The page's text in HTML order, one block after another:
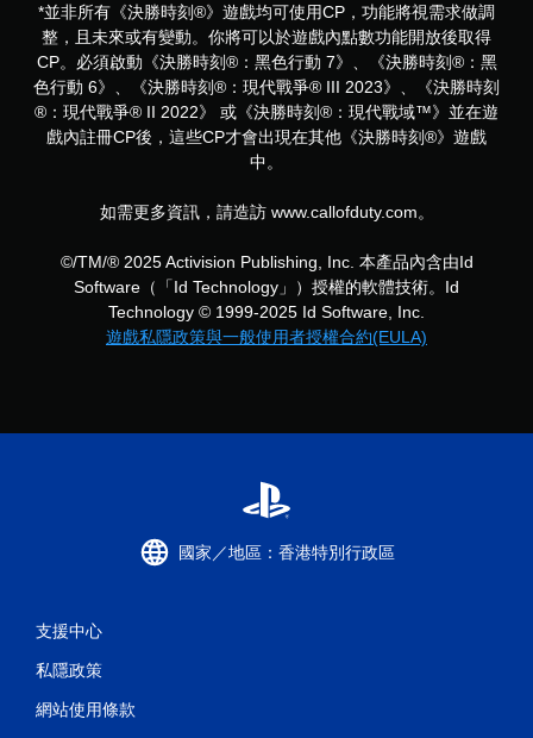
*並非所有《決勝時刻®》遊戲均可使用CP，功能將視需求做調
整，且未來或有變動。你將可以於遊戲內點數功能開放後取得
CP。必須啟動《決勝時刻®：黑色行動 7》、《決勝時刻®：黑
色行動 6》、《決勝時刻®：現代戰爭® III 2023》、《決勝時刻
®：現代戰爭® II 2022》 或《決勝時刻®：現代戰域™》並在遊
戲內註冊CP後，這些CP才會出現在其他《決勝時刻®》遊戲
中。
如需更多資訊，請造訪 www.callofduty.com。
©/TM/® 2025 Activision Publishing, Inc. 本產品內含由Id
Software（「Id Technology」）授權的軟體技術。Id
Technology © 1999-2025 Id Software, Inc.
遊戲私隱政策與一般使用者授權合約(EULA)
國家／地區：香港特別行政區
支援中心
私隱政策
網站使用條款